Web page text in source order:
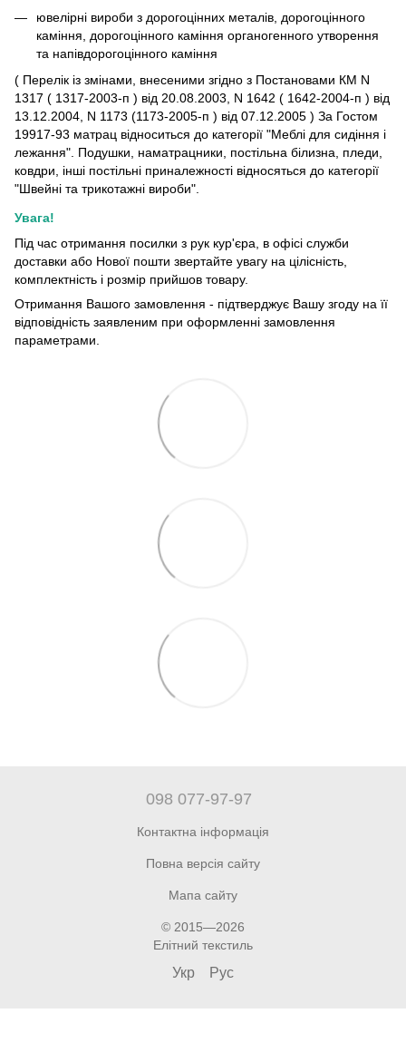
ювелірні вироби з дорогоцінних металів, дорогоцінного
каміння, дорогоцінного каміння органогенного утворення
та напівдорогоцінного каміння
( Перелік із змінами, внесеними згідно з Постановами КМ N
1317 ( 1317-2003-п ) від 20.08.2003, N 1642 ( 1642-2004-п ) від
13.12.2004, N 1173 (1173-2005-п ) від 07.12.2005 ) За Гостом
19917-93 матрац відноситься до категорії "Меблі для сидіння і
лежання". Подушки, наматрацники, постільна білизна, пледи,
ковдри, інші постільні приналежності відносяться до категорії
"Швейні та трикотажні вироби".
Увага!
Під час отримання посилки з рук кур'єра, в офісі служби
доставки або Нової пошти звертайте увагу на цілісність,
комплектність і розмір прийшов товару.
Отримання Вашого замовлення - підтверджує Вашу згоду на її
відповідність заявленим при оформленні замовлення
параметрами.
098 077-97-97
Контактна інформація
Повна версія сайту
Мапа сайту
© 2015—2026
Елітний текстиль
Укр Рус